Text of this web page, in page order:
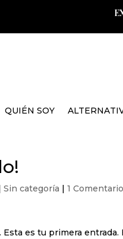
QUIÉN SOY
|Sin categoría |1 Comentario
es tu primera entrada.